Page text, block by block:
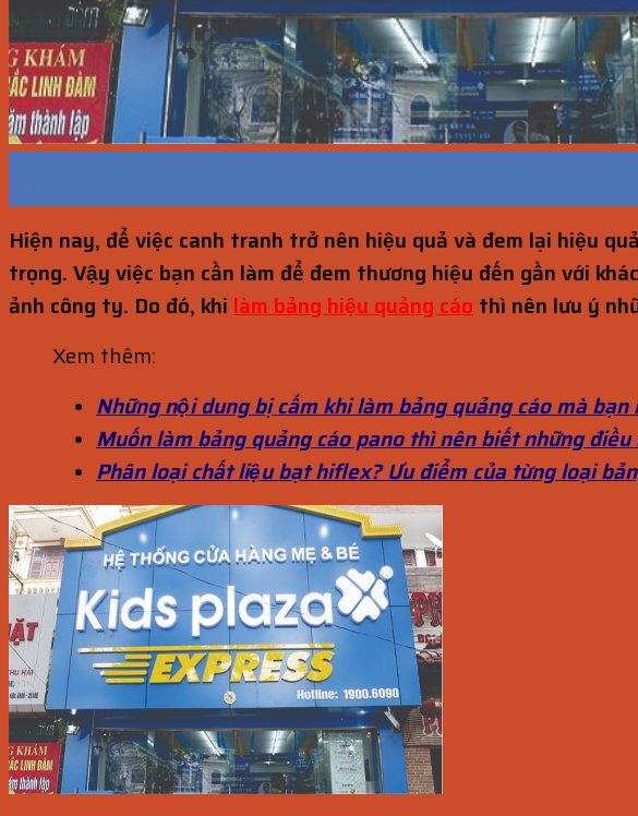
Hiện nay, để việc canh tranh trở nên hiệu quả và đem lại hiệu
trọng. Vậy việc bạn cần làm để đem thương hiệu đến gần với
ảnh công ty. Do đó, khi làm bảng hiệu quảng cáo thì nên lưu ý
Xem thêm:
Những nội dung bị cấm khi làm bảng quảng cáo mà bạn
Muốn làm bảng quảng cáo pano thì nên biết những
Phân loại chất liệu bạt hiflex? Ưu điểm của từng loại